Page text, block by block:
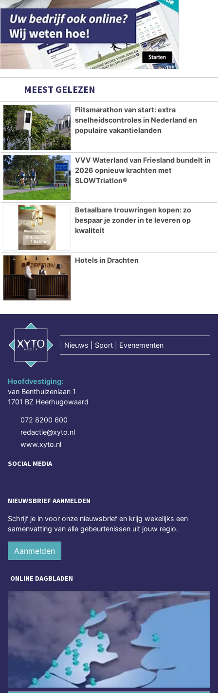
MEEST GELEZEN
Flitsmarathon van start: extra
snelheidscontroles in Nederland en
populaire vakantielanden
VVV Waterland van Friesland bundelt in
2026 opnieuw krachten met
SLOWTriatlon®
Betaalbare trouwringen kopen: zo
bespaar je zonder in te leveren op
kwaliteit
Hotels in Drachten
Nieuws | Sport | Evenementen
Hoofdvestiging:
van Benthuizenlaan 1
1701 BZ Heerhugowaard
072 8200 600
redactie@xyto.nl
www.xyto.nl
SOCIAL MEDIA
NIEUWSBRIEF AANMELDEN
Schrijf je in voor onze nieuwsbrief en krijg wekelijks een
samenvatting van alle gebeurtenissen uit jouw regio.
Aanmelden
ONLINE DAGBLADEN